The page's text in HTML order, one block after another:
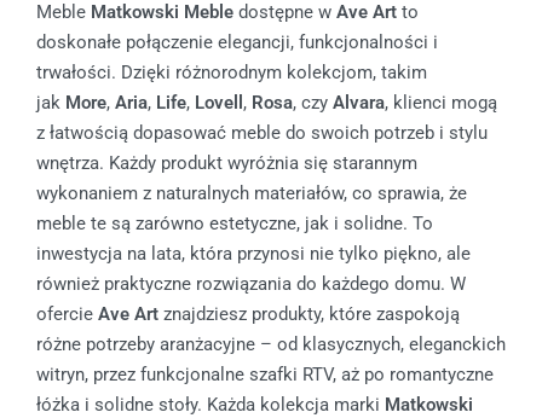
Meble Matkowski Meble dostępne w Ave Art to
doskonałe połączenie elegancji, funkcjonalności i
trwałości. Dzięki różnorodnym kolekcjom, takim
jak More, Aria, Life, Lovell , Rosa, czy Alvara, klienci mogą
z łatwością dopasować meble do swoich potrzeb i stylu
wnętrza. Każdy produkt wyróżnia się starannym
wykonaniem z naturalnych materiałów, co sprawia, że
meble te są zarówno estetyczne, jak i solidne. To
inwestycja na lata, która przynosi nie tylko piękno, ale
również praktyczne rozwiązania do każdego domu. W
ofercie Ave Art znajdziesz produkty, które zaspokoją
różne potrzeby aranżacyjne – od klasycznych, eleganckich
witryn, przez funkcjonalne szafki RTV, aż po romantyczne
łóżka i solidne stoły. Każda kolekcja marki Matkowski